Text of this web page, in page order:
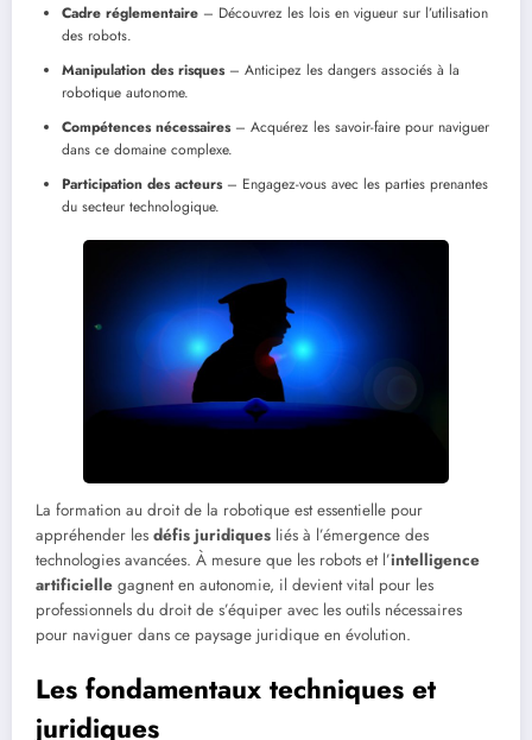
Cadre réglementaire – Découvrez les lois en vigueur sur l’utilisation
des robots.
Manipulation des risques– Anticipez les dangers associés à la
robotique autonome.
Compétences nécessaires– Acquérez les savoir-faire pour naviguer
dans ce domaine complexe.
Participation des acteurs– Engagez-vous avec les parties prenantes
du secteur technologique.
La formation au droit de la robotique est essentielle pour
appréhender les défis juridiques liés à l’émergence des
technologies avancées. À mesure que les robots et l’intelligence
artificielle gagnent en autonomie, il devient vital pour les
professionnels du droit de s’équiper avec les outils nécessaires
pour naviguer dans ce paysage juridique en évolution.
Les fondamentaux techniques et
juridiques